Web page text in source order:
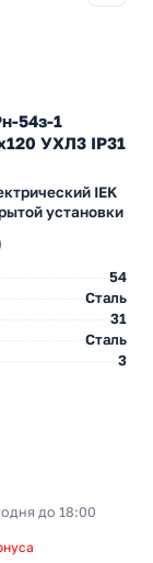
54з-1
УХЛ3 IP31
IEK
установки
54
Сталь
31
Сталь
3
до 18:00